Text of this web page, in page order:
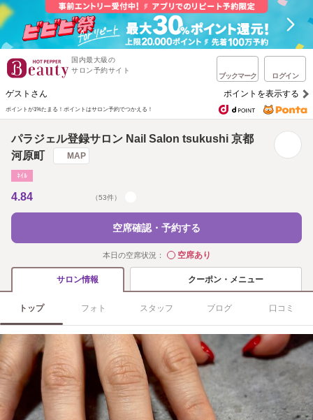
国内最大級の
サロン予約サイト
ブックマーク ログイン
ゲストさん ポイントを表示する
ポイントが1%たまる！ ポイントはサロン予約でつかえる！
パラジェル登録サロン Nail Salon tsukushi 京都
河原町
MAP
ﾈｲﾙ
4.84 （53件）
空席確認・予約する
本日の空席状況： ◯空席あり
サロン情報 クーポン・メニュー
トップ フォト スタッフ ブログ 口コミ